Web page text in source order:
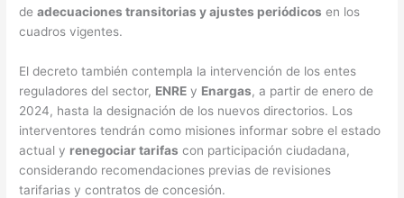
deadecuaciones transitorias y ajustes periódicos en los
cuadros vigentes​​.
El decreto también contempla la intervención de los entes
reguladores del sector, ENRE y Enargas, a partir de enero de
2024, hasta la designación de los nuevos directorios. Los
interventores tendrán como misiones informar sobre el estado
actual y renegociar tarifas con participación ciudadana,
considerando recomendaciones previas de revisiones
tarifarias y contratos de concesión​​.